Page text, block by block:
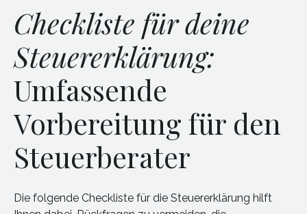
Checkliste für deine
Steuererklärung:
Umfassende
Vorbereitung für den
Steuerberater
Die folgende Checkliste für die Steuererklärung hilft